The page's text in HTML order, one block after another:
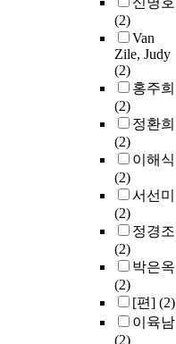
(2)
Van
Zile, Judy
(2)
홍주희
(2)
정환희
(2)
이해식
(2)
서선미
(2)
정경조
(2)
박은옥
(2)
[편] (2)
이육남
(2)